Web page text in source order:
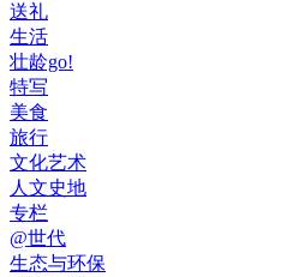
送礼
生活
壮龄go!
特写
美食
旅行
文化艺术
人文史地
专栏
@世代
生态与环保